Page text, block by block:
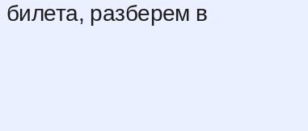
билета, разберем в